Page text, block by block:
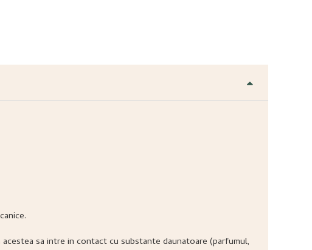
sa intre in contact cu substante daunatoare (parfumul,